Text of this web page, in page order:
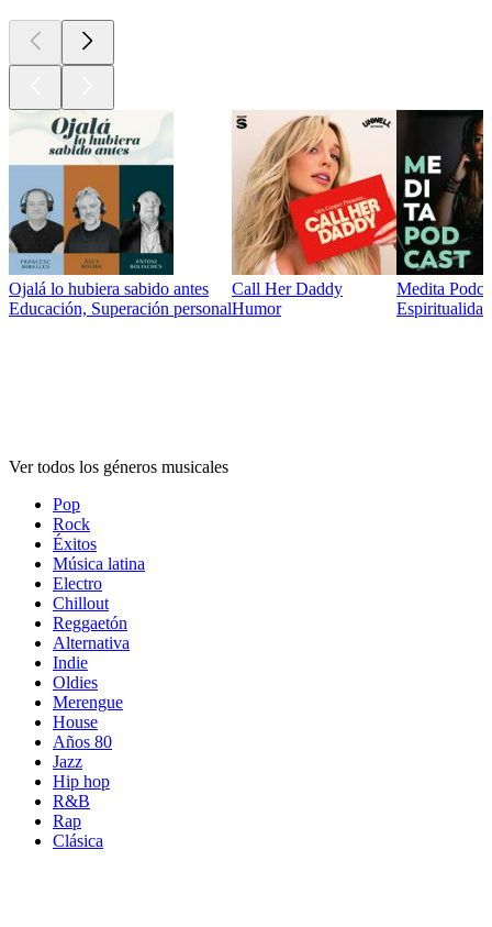
Ojalá lo hubiera sabido antes
Educación, Superación personal
Call Her Daddy
Humor
Medita
Ver todos los géneros musicales
Pop
Rock
Éxitos
Música latina
Electro
Chillout
Reggaetón
Alternativa
Indie
Oldies
Merengue
House
Años 80
Jazz
Hip hop
R&B
Rap
Clásica